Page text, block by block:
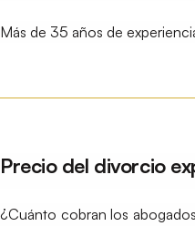
Más de 35 años de
Precio del divorcio
¿Cuánto cobran los